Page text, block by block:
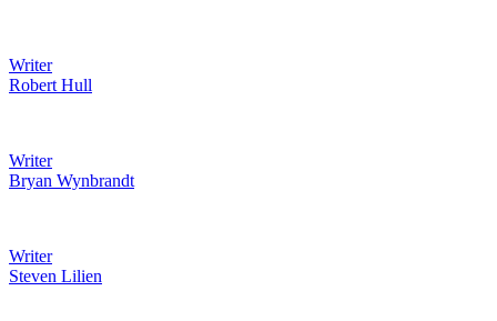
Writer
Robert Hull
Writer
Bryan Wynbrandt
Writer
Steven Lilien